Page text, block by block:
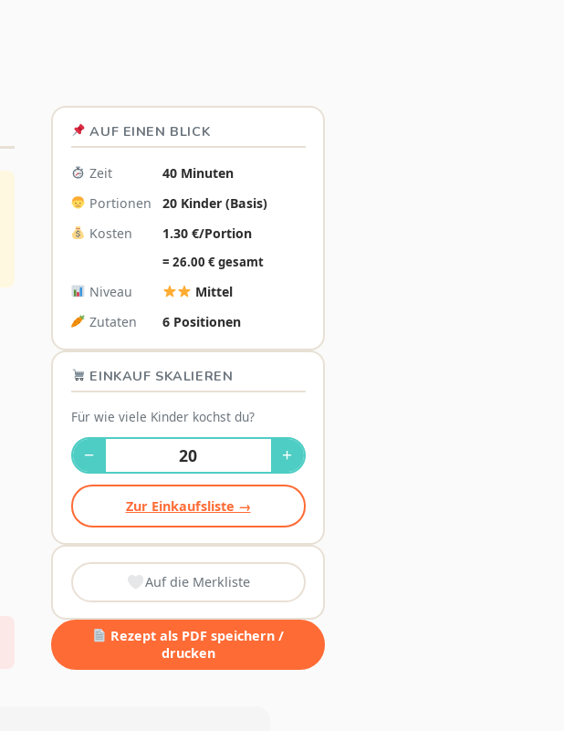
AUF EINEN BLICK
Zeit
40 Minuten
Portionen
20 Kinder (Basis)
Kosten
1.30 €/Portion
= 26.00 € gesamt
Niveau
Mittel
Zutaten
6 Positionen
EINKAUF SKALIEREN
Für wie viele Kinder kochst du?
− +
Zur Einkaufsliste →
Auf die Merkliste
Rezept als PDF speichern /
drucken